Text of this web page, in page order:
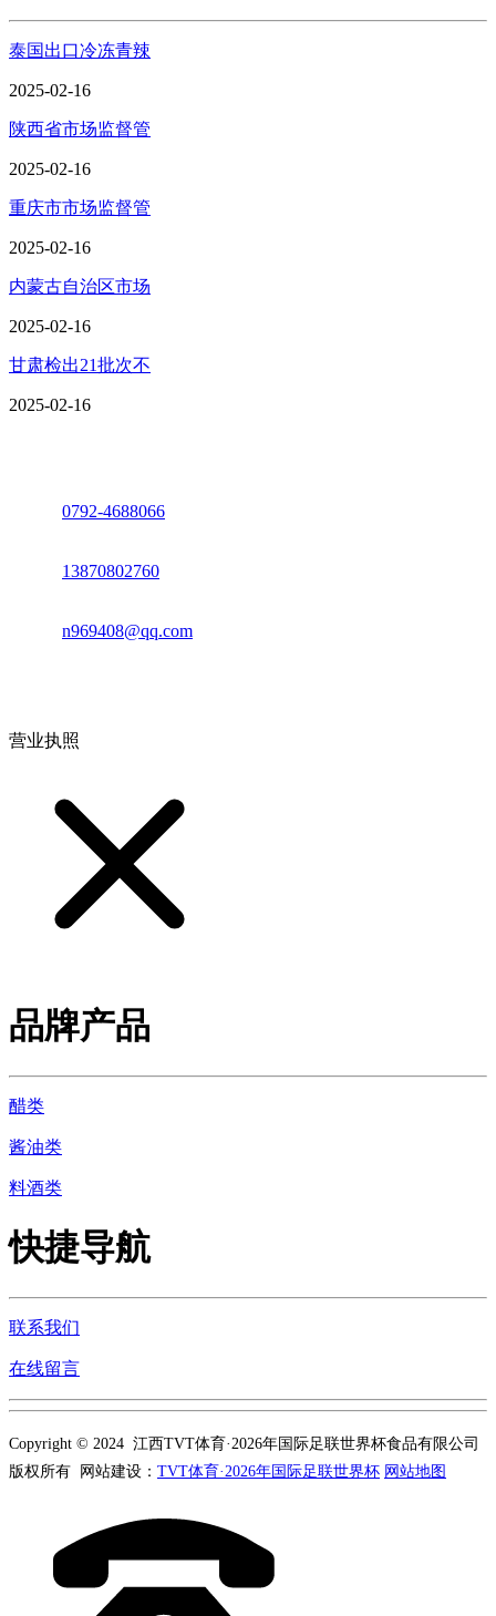
泰国出口冷冻青辣
2025-02-16
陕西省市场监督管
2025-02-16
重庆市市场监督管
2025-02-16
内蒙古自治区市场
2025-02-16
甘肃检出21批次不
2025-02-16
0792-4688066
13870802760
n969408@qq.com
营业执照
品牌产品
醋类
酱油类
料酒类
快捷导航
联系我们
在线留言
Copyright © 2024 江西TVT体育·2026年国际足联世界杯食品有限公司
版权所有 网站建设： TVT体育·2026年国际足联世界杯 网站地图